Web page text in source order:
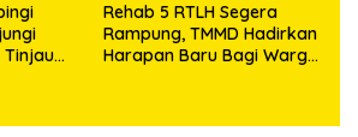
Tinjau
Rehab 5 RTLH Segera
Rampung, TMMD Hadirkan
Harapan Baru Bagi Warga